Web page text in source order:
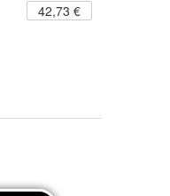
42,73 €